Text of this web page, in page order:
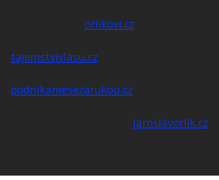
orlikovi.cz
tajemstvivlasu.cz
podnikamesezarukou.cz
jaroslavorlik.cz